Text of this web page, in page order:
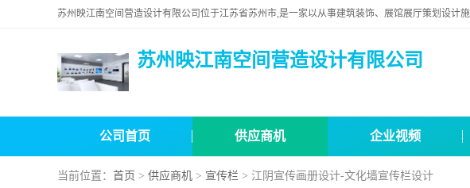
苏州映江南空间营造设计有限公司
公司首页 供应商机 企业视频
当前位置： 首页 > 供应商机 > 宣传栏 > 江阴宣传画册设计-文化墙宣传栏设计